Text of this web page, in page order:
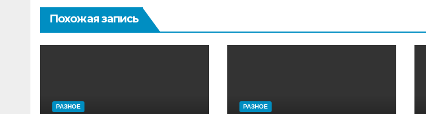
Похожая запись
РАЗНОЕ РАЗНОЕ